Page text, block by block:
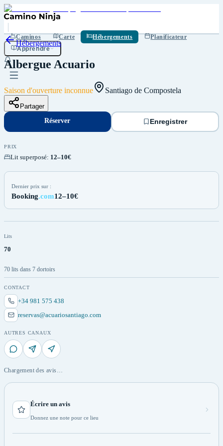
Caminos Carte Hébergements
Planificateur
Apprendre
Hébergements
Albergue Acuario
Saison d'ouverture inconnue Santiago de Compostela
Partager
Réserver
Réserver Enregistrer
PRIX
Lit superposé: 12–10€
Dernier prix sur :
Booking.com12–10€
Lits
70
70 lits dans 7 dortoirs
CONTACT
+34 981 575 438
reservas@acuariosantiago.com
AUTRES CANAUX
Chargement des avis…
Écrire un avis
Donnez une note pour ce lieu